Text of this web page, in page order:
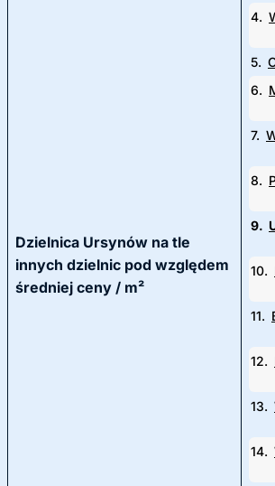
Dzielnica Ursynów na tle
innych dzielnic pod względem
średniej ceny / m²
4.
5.
6.
7.
8.
9.
10.
11.
12.
13.
14.